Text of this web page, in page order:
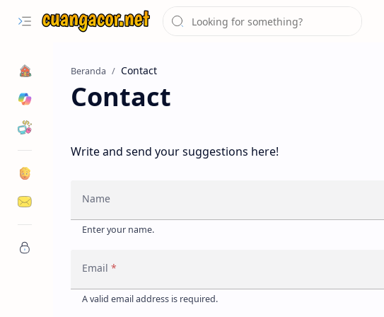
Kategori
Beranda
Contact
Write and send your suggestions here!
Name
Email